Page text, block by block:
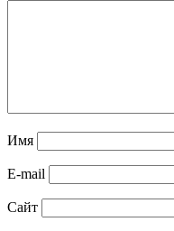
Имя
E-mail
Сайт